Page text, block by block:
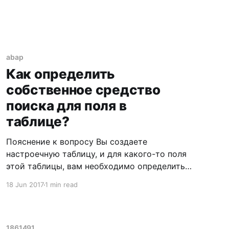
abap
Как определить
собственное средство
поиска для поля в
таблице?
Пояснение к вопросу Вы создаете
настроечную таблицу, и для какого-то поля
этой таблицы, вам необходимо определить
18 Jun 20171 min read